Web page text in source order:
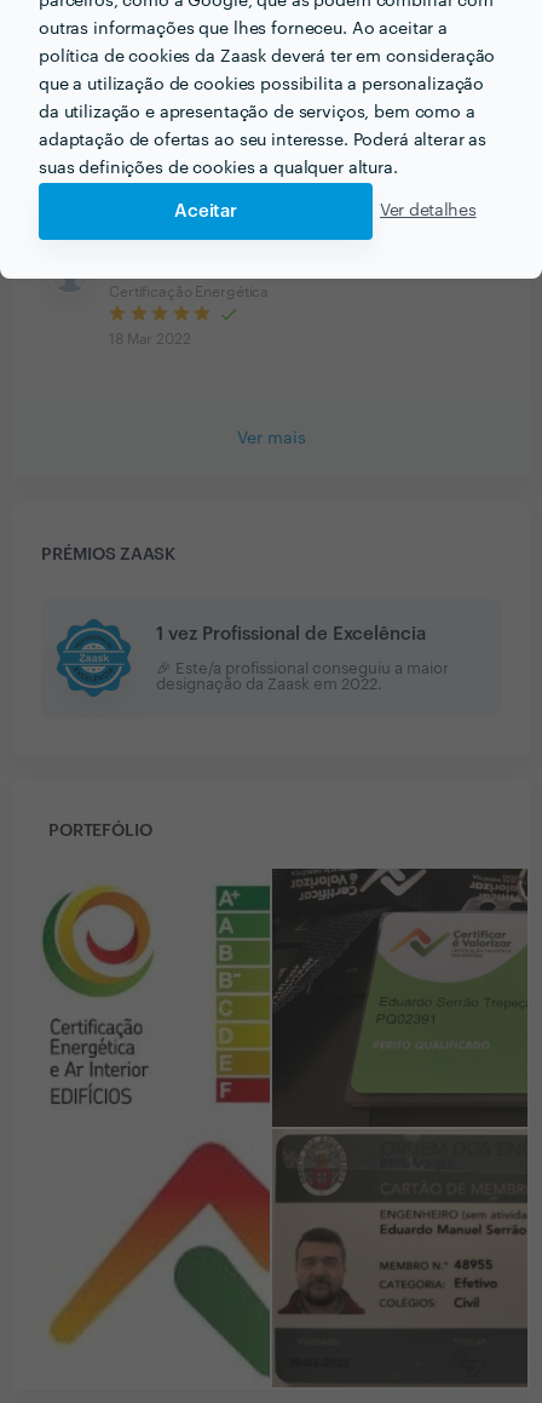
outras informações que lhes forneceu. Ao aceitar a
política de cookies da Zaask deverá ter em consideração
que a utilização de cookies possibilita a personalização
da utilização e apresentação de serviços, bem como a
adaptação de ofertas ao seu interesse. Poderá alterar as
suas definições de cookies a qualquer altura.
Aceitar Ver detalhes
Resposta de Eduardo Trepeças 25 Mar 2022
Boa noite Sra D. Lúcia e Sra. D. Maria
Cristina, O certificado está pronto!
Agradeço a confiança deposita...
Ver mais
Certificação Energética
18 Mar 2022
Ver mais
PRÉMIOS ZAASK
1 vez Profissional de Excelência
🎉 Este/a profissional conseguiu a maior
designação da Zaask em 2022
PORTEFÓLIO